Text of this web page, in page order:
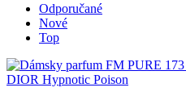
Odporučané
Nové
Top